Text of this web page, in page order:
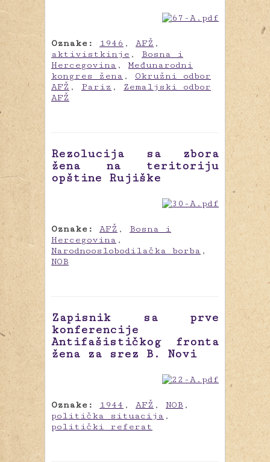
Oznake: 1946 , AFŽ ,
aktivistkinje , Bosna i
Hercegovina ,Međunarodni
kongres žena , Okružni odbor
AFŽ , Pariz , Zemaljski odbor
AFŽ
Rezolucija sa zbora
žena na teritoriju
opštine Rujiške
Oznake: AFŽ , Bosna i
Hercegovina ,
Narodnooslobodilačka borba ,
NOB
Zapisnik sa prve
konferencije
Antifašističkog fronta
žena za srez B. Novi
Oznake: 1944 , AFŽ , NOB ,
politička situacija ,
politički referat